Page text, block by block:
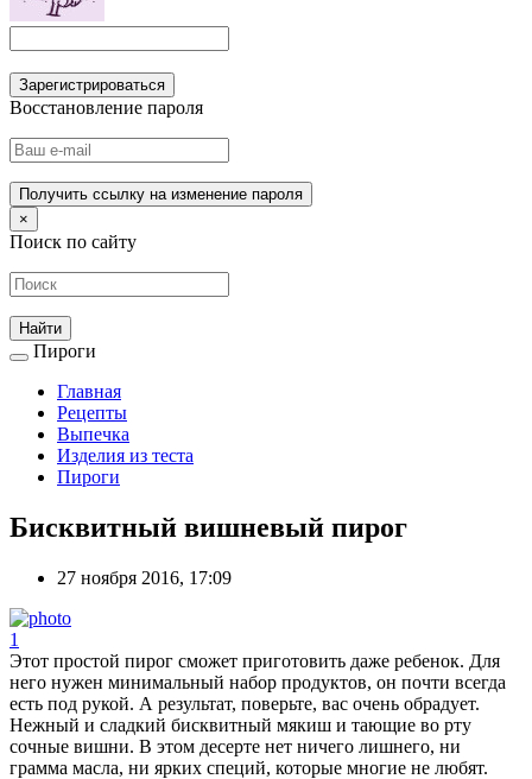
Зарегистрироваться
Восстановление пароля
Получить ссылку на изменение пароля
×
Поиск по сайту
Пироги
Главная
Рецепты
Выпечка
Изделия из теста
Пироги
Бисквитный вишневый пирог
27 ноября 2016, 17:09
1
Этот простой пирог сможет приготовить даже ребенок. Для
него нужен минимальный набор продуктов, он почти всегда
есть под рукой. А результат, поверьте, вас очень обрадует.
Нежный и сладкий бисквитный мякиш и тающие во рту
сочные вишни. В этом десерте нет ничего лишнего, ни
грамма масла, ни ярких специй, которые многие не любят.